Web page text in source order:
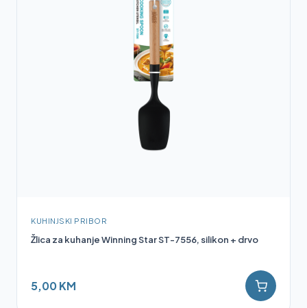
KUHINJSKI PRIBOR
Žlica za kuhanje Winning Star ST-7556, silikon + drvo
5,00 KM